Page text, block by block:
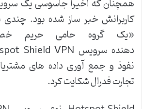
کاربرانش خبر ساز شده بود.
«یک گروه حامی حریم
نفوذ و جمع آوری داده های
تجارت فدرال شکایت کرد.